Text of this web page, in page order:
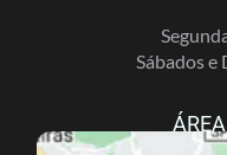
Sábados